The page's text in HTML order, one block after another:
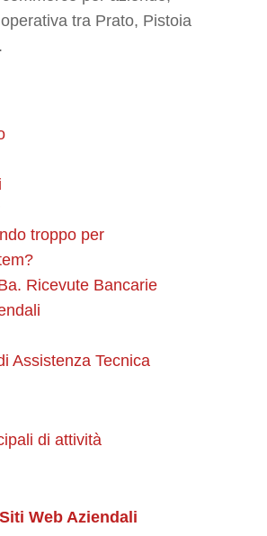
tra Prato, Pistoia
troppo per
Ricevute Bancarie
Assistenza Tecnica
di attività
Siti Web Aziendali